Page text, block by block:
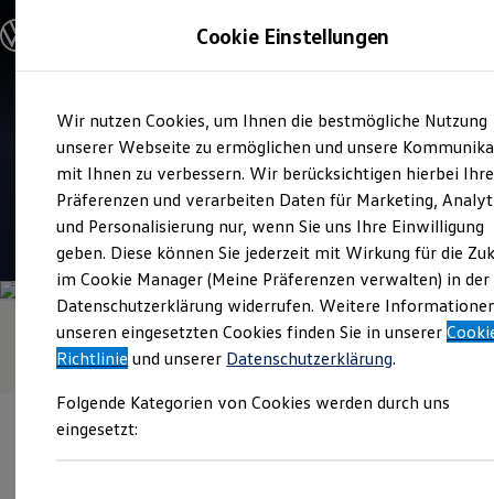
Hauptinhalt
springen
Footer
springen
Modelle und Konfigurator
Modelle vergleichen
Elektroautos
ENERGY Sondermodelle
Nutzfahrzeuge
SUV und CUV
Familienautos
Kombis
Kompaktwagen
Sportwagen
Schnell verfügbare Fahrzeuge
Angebote und Produkte
Aktuelle Angebote
E-Auto-Förderung
Volkswagen Marktplatz
Junge Gebrauchtwagen und Gebrauchtwagen
Volkswagen Zertifizierte Gebrauchtwagen
Zubehör- und Serviceangebote
Service
Autohaus Brümmer und
Henkelmann
4.8|89 Bewertungen
Cookie Einstellungen
Wir nutzen Cookies, um Ihnen die bestmögliche Nutzung
unserer Webseite zu ermöglichen und unsere
mit Ihnen zu verbessern. Wir berücksichtigen hierbei Ihre
Präferenzen und verarbeiten Daten für Marketing,
und Personalisierung nur, wenn Sie uns Ihre Einwilligung
geben. Diese können Sie jederzeit mit Wirkung für die
im Cookie Manager (Meine Präferenzen verwalten) in der
Datenschutzerklärung widerrufen. Weitere
unseren eingesetzten Cookies finden Sie in unserer
Richtlinie und unserer Datenschutzerklärung.
Folgende Kategorien von Cookies werden durch uns
eingesetzt: